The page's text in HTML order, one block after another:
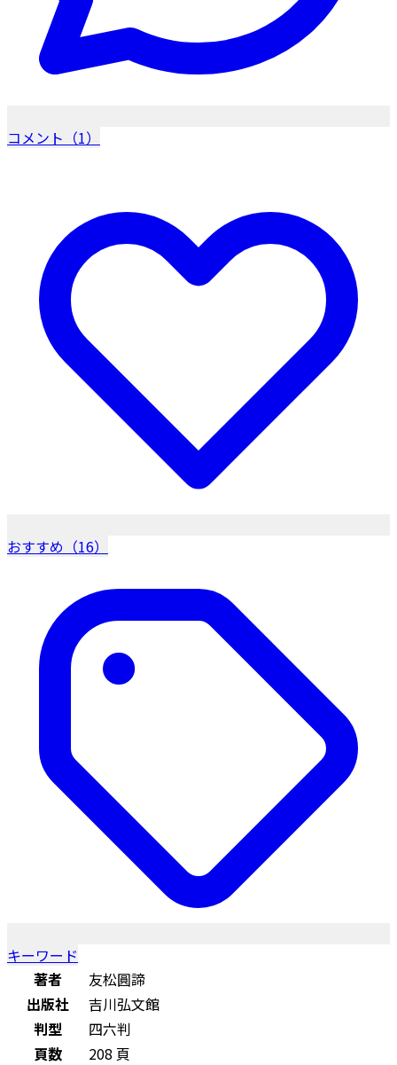
コメント（1）
おすすめ（16）
キーワード
著者
友松圓諦
出版社
吉川弘文館
判型
四六判
頁数
208 頁